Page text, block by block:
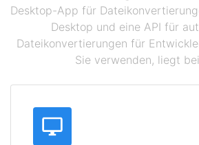
Desktop-App für
Desktop und eine API für
Dateikonvertierungen für
Sie verwenden, liegt